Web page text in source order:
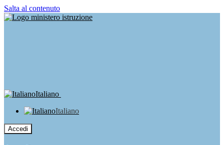
Salta al contenuto
Italiano
Italiano
Accedi